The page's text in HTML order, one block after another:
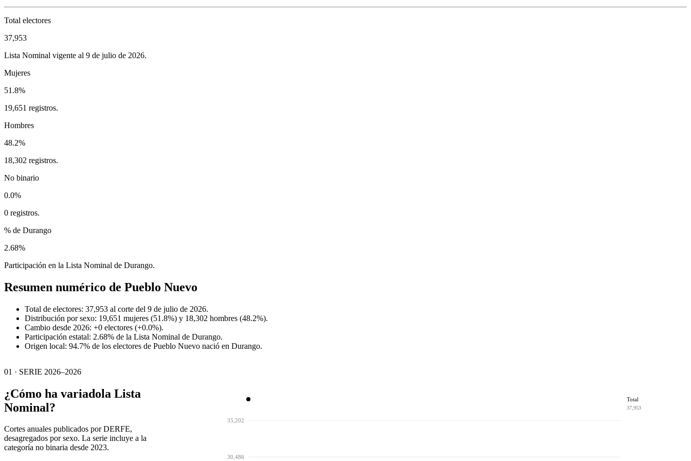
Total electores
37,953
Lista Nominal vigente al 9 de julio de 2026.
Mujeres
51.8%
19,651 registros.
Hombres
48.2%
18,302 registros.
No binario
0.0%
0 registros.
% de Durango
2.68%
Participación en la Lista Nominal de Durango.
Resumen numérico de Pueblo Nuevo
Total de electores: 37,953 al corte del 9 de julio de 2026.
Distribución por sexo: 19,651 mujeres (51.8%) y 18,302 hombres (48.2%).
Cambio desde 2026: +0 electores (+0.0%).
Participación estatal: 2.68% de la Lista Nominal de Durango.
Origen local: 94.7% de los electores de Pueblo Nuevo nació en Durango.
01 · SERIE 2026–2026
¿Cómo ha variadola Lista
Nominal?
Cortes anuales publicados por DERFE,
desagregados por sexo. La serie incluye a la
categoría no binaria desde 2023.
30,486
35,202
Total
37,953